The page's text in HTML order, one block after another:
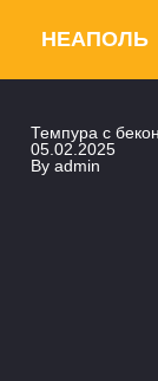
НЕАПОЛЬ
Темпура с
05.02.2025
Byadmin